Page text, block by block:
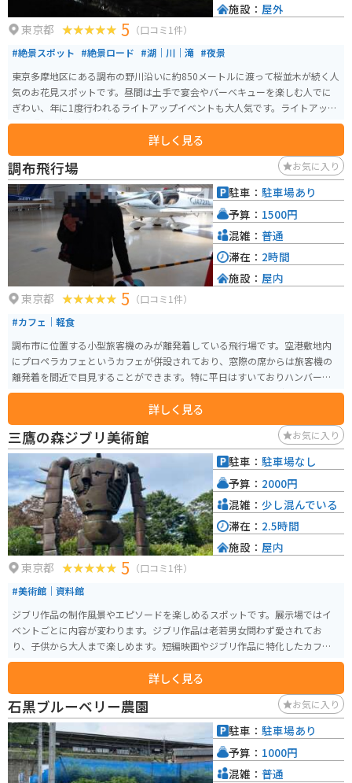
東京都 5 （口コミ1件）
#絶景スポット #絶景ロード #湖｜川｜滝 #夜景
東京多摩地区にある調布の野川沿いに約850メートルに渡って桜並木が続く人
気のお花見スポットです。昼間は土手で宴会やバーベキューを楽しむ人でに
ぎわい、年に1度行われるライトアップイベントも大人気です。ライトアップ
は、照明会社の株式会社がボランティアで行ってくださっているイベント
で、毎年数万人の観客が訪れます。詳しく見る
施設： 屋外
調布飛行場 お気に入り
東京都 5 （口コミ1件）
#カフェ｜軽食
調布市に位置する小型旅客機のみが離発着している飛行場です。空港敷地内
にプロペラカフェというカフェが併設されており、窓際の席からは旅客機の
離発着を間近で目見することができます。特に平日はすいておりハンバーガ
ーを食べながらゆっくり過ごすことができます。またカフェの隣に勇退した
セスナ機の実機が展示されており、記念写真を撮ることができます。
詳しく見る
駐車： 駐車場あり
予算： 1500円
混雑： 普通
滞在： 2時間
施設： 屋内
三鷹の森ジブリ美術館 お気に入り
東京都 5 （口コミ1件）
#美術館｜資料館
ジブリ作品の制作風景やエピソードを楽しめるスポットです。展示場ではイ
ベントごとに内容が変わります。ジブリ作品は老若男女問わず愛されてお
り、子供から大人まで楽しめます。短編映画やジブリ作品に特化したカフェ
も常設しているため、一息付くこともできます。
詳しく見る
駐車： 駐車場なし
予算： 2000円
混雑： 少し混んでいる
滞在： 2.5時間
施設： 屋内
石黒ブルーベリー農園 お気に入り
駐車： 駐車場あり
予算： 1000円
混雑： 普通